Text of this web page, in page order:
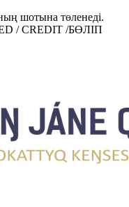
шотына төленеді.
/ CREDIT /БӨЛІП